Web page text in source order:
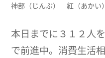
神部（じんぶ） 紅（あかい
本日までに３１２人
で前進中。消費生活